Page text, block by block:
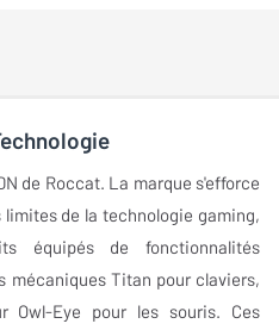
de Roccat. La marque s'efforce
de la technologie gaming,
équipés de fonctionnalités
mécaniques Titan pour claviers,
Owl-Eye pour les souris. Ces